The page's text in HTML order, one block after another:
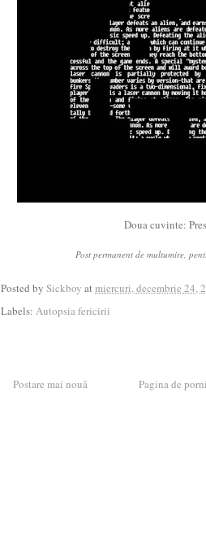
Doua cuvinte:
Post permanent de multumire,
Posted by Sickboy atmiercuri, decembrie 24,
Labels: Autopsia fericirii
Postare mai nouă Pagina de